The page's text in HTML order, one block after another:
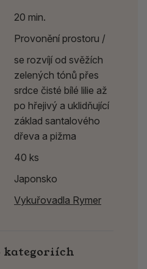
20 min.
Provonění prostoru /
se rozvíjí od svěžích
zelených tónů přes
srdce čisté bílé lilie až
po hřejivý a uklidňující
základ santalového
dřeva a pižma
40 ks
Japonsko
Vykuřovadla Rymer
kategoriích